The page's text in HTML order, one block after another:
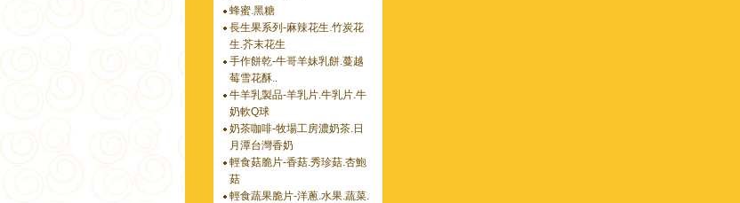
蜂蜜.黑糖
長生果系列-麻辣花生.竹炭花
生.芥末花生
手作餅乾-牛哥羊妹乳餅.蔓越
莓雪花酥..
牛羊乳製品-羊乳片.牛乳片.牛
奶軟Q球
奶茶咖啡-牧場工房濃奶茶.日
月潭台灣香奶
輕食菇脆片-香菇.秀珍菇.杏鮑
菇
輕食蔬果脆片-洋蔥.水果.蔬菜.